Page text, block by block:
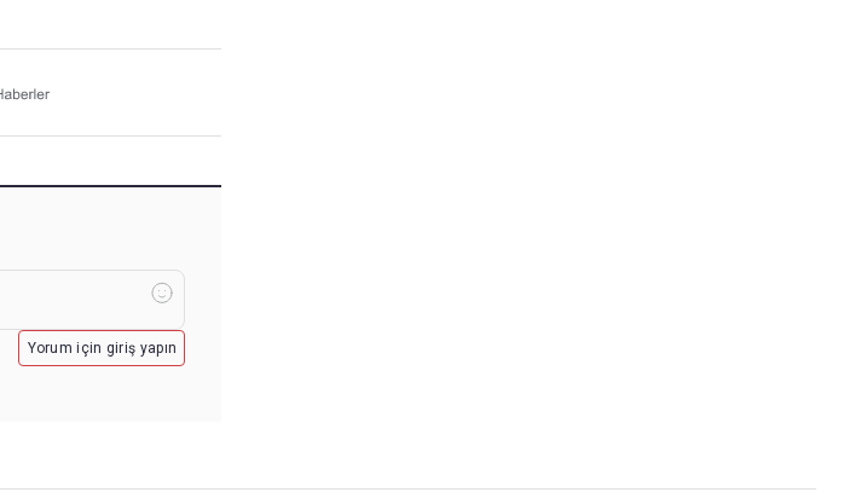
Yorum için giriş yapın